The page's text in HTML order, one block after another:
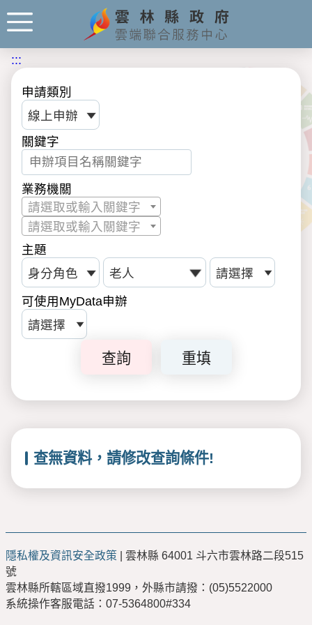
:::
申請類別
關鍵字
業務機關
請選取或輸入關鍵字
請選取或輸入關鍵字
主題
可使用MyData申辦
查詢 重填
查無資料，請修改查詢條件!
隱私權及資訊安全政策 | 雲林縣 64001 斗六市雲林路二段515
號
雲林縣所轄區域直撥1999，外縣市請撥：(05)5522000
系統操作客服電話：07-5364800#334